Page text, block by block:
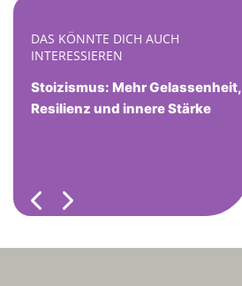
DAS KÖNNTE DICH AUCH
INTERESSIEREN
Stoizismus: Mehr Gelassenheit,
Resilienz und innere Stärke
Previous
Next